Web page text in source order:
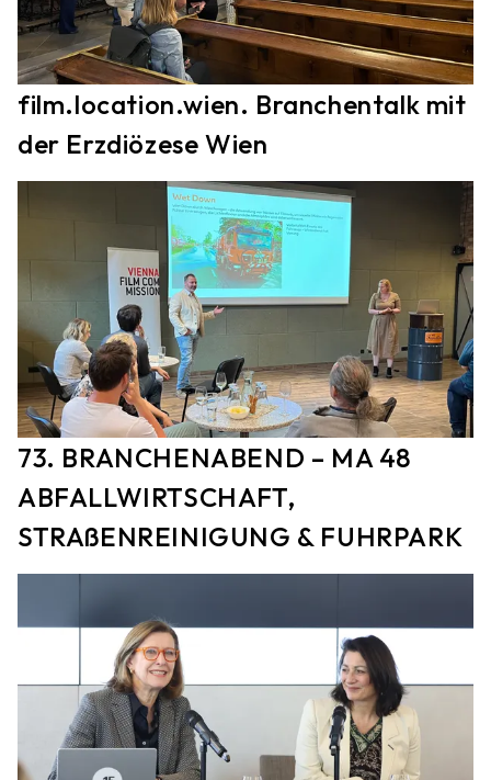
film.location.wien. Branchentalk mit
der Erzdiözese Wien
73. BRANCHENABEND – MA 48
ABFALLWIRTSCHAFT,
STRAßENREINIGUNG & FUHRPARK